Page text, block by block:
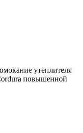
утеплителя
повышенной